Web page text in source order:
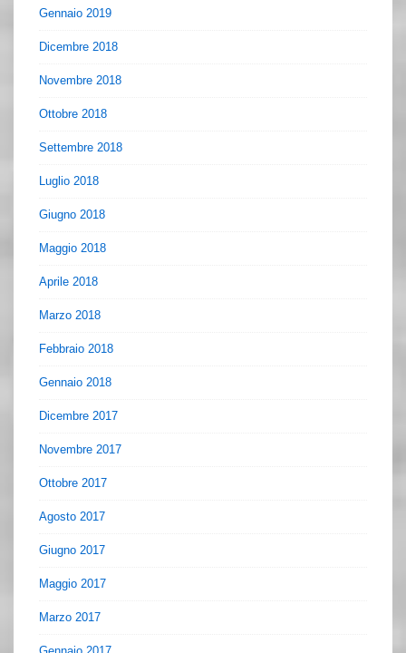
Gennaio 2019
Dicembre 2018
Novembre 2018
Ottobre 2018
Settembre 2018
Luglio 2018
Giugno 2018
Maggio 2018
Aprile 2018
Marzo 2018
Febbraio 2018
Gennaio 2018
Dicembre 2017
Novembre 2017
Ottobre 2017
Agosto 2017
Giugno 2017
Maggio 2017
Marzo 2017